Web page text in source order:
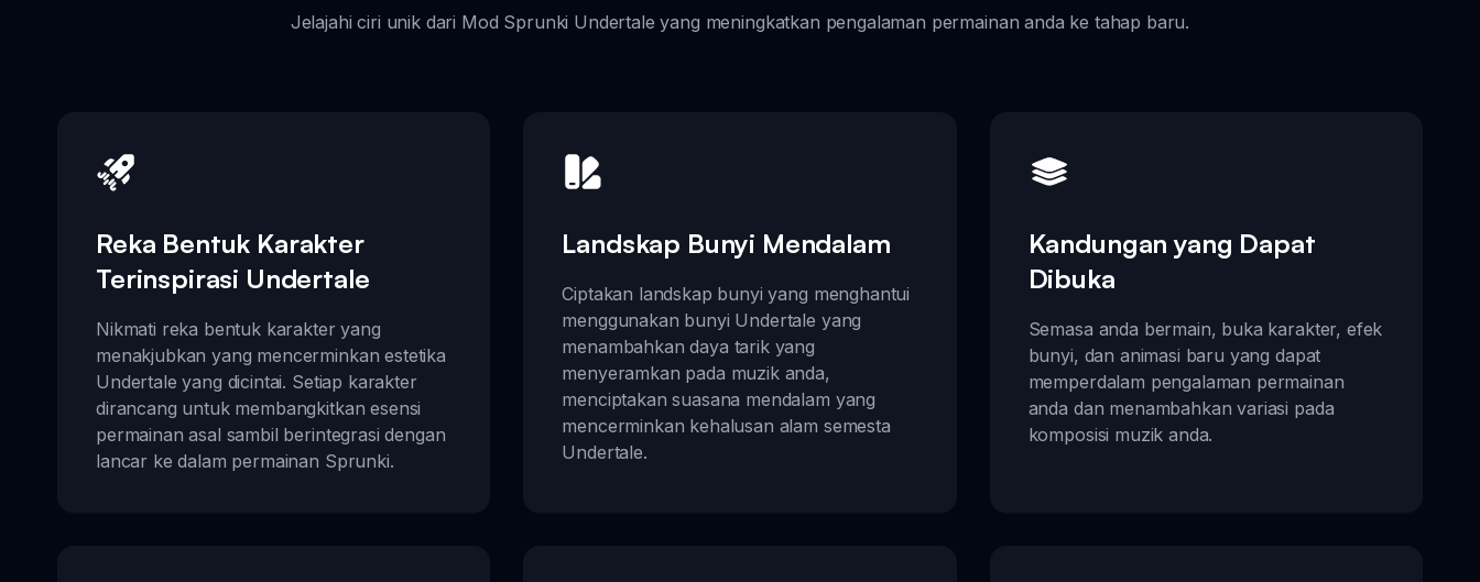
Jelajahi ciri unik dari Mod Sprunki Undertale yang meningkatkan pengalaman permainan anda ke tahap baru.
Reka Bentuk Karakter
Terinspirasi Undertale
Nikmati reka bentuk karakter yang
menakjubkan yang mencerminkan estetika
Undertale yang dicintai. Setiap karakter
dirancang untuk membangkitkan esensi
permainan asal sambil berintegrasi dengan
lancar ke dalam permainan Sprunki.
Landskap Bunyi Mendalam
Ciptakan landskap bunyi yang menghantui
menggunakan bunyi Undertale yang
menambahkan daya tarik yang
menyeramkan pada muzik anda,
menciptakan suasana mendalam yang
mencerminkan kehalusan alam semesta
Undertale.
Kandungan yang Dapat
Dibuka
Semasa anda bermain, buka karakter, efek
bunyi, dan animasi baru yang dapat
memperdalam pengalaman permainan
anda dan menambahkan variasi pada
komposisi muzik anda.